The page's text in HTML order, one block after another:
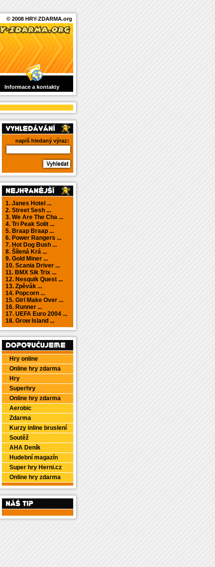
© 2008 HRY-ZDARMA.org
Informace a kontakty
napiš hledaný výraz:
1. Janes Hotel ...
2. Street Sesh ...
3. We Are The Cha ...
4. Tri Peak Solit ...
5. Braap Braap ...
6. Power Rangers ...
7. Hot Dog Bush ...
8. Šílená Krá ...
9. Gold Miner ...
10. Scania Driver ...
11. BMX Sik Trix ...
12. Nesquik Quest ...
13. Zpěvák ...
14. Popcorn ...
15. Girl Make Over ...
16. Runner ...
17. UEFA Euro 2004 ...
18. Grow Island ...
Hry online
Online hry zdarma
Hry
Superhry
Online hry zdarma
Aerobic
Zdarma
Kurzy inline bruslení
Soutěž
AHA Deník
Hudební magazín
Super hry Herni.cz
Online hry zdarma